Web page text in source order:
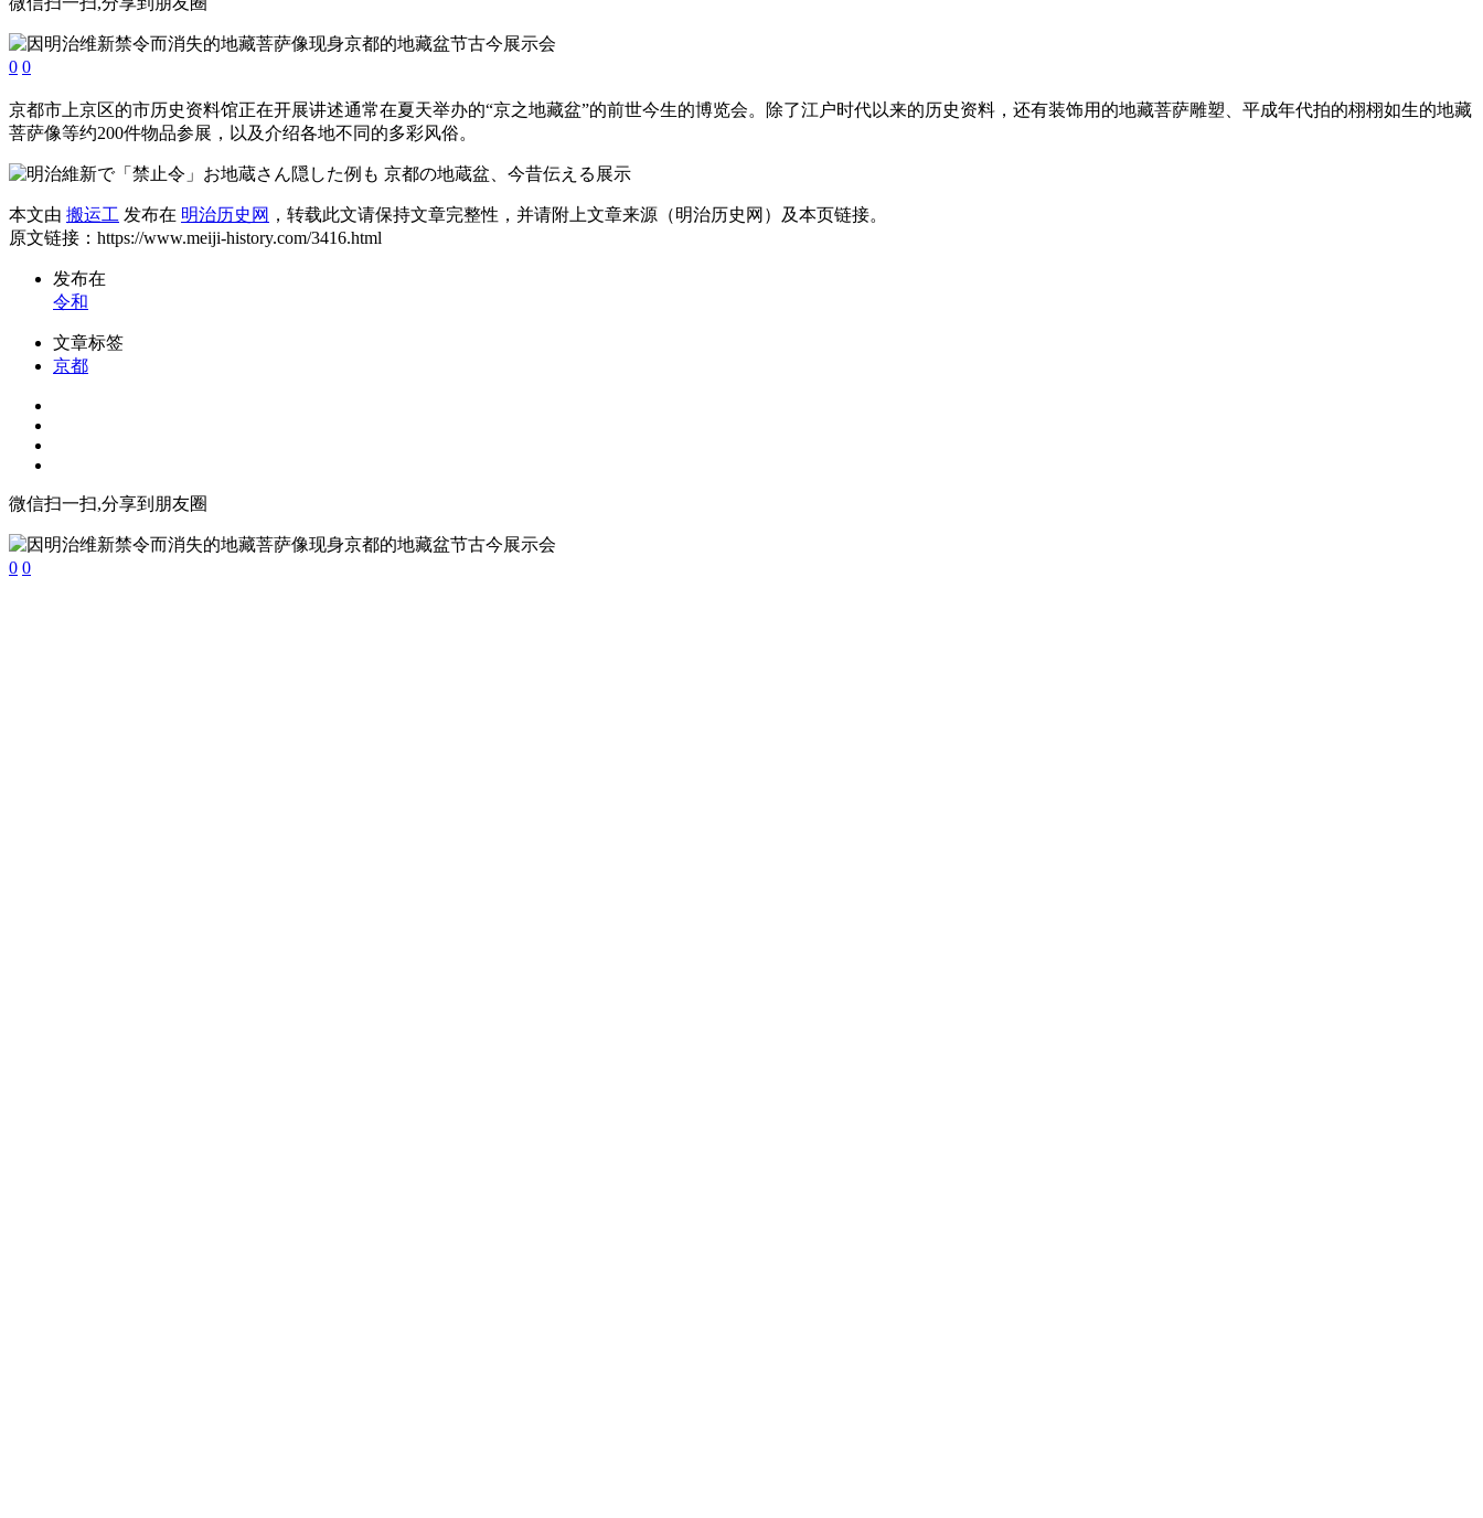
0 0
京都市上京区的市历史资料馆正在开展讲述通常在夏天举办的“京之地藏盆”的前世今生的博览会。除了江户时代以来的历史资料，还有装饰用的地藏菩萨雕塑、平成年代拍的栩栩如生的地藏
菩萨像等约200件物品参展，以及介绍各地不同的多彩风俗。
本文由 搬运工 发布在 明治历史网 ，转载此文请保持文章完整性，并请附上文章来源（明治历史网）及本页链接。
原文链接：https://www.meiji-history.com/3416.html
发布在
令和
文章标签
京都
微信扫一扫,分享到朋友圈
0 0